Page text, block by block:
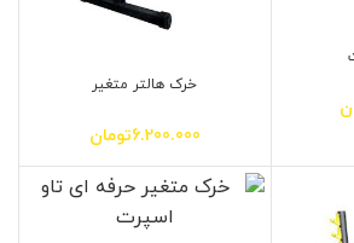
خرک هالتر متغیر
تومان6.200.000